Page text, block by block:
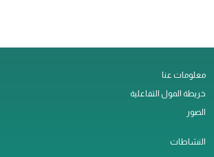
معلومات عنا
خريطة المول التفاعلية
الصور
النشاطات